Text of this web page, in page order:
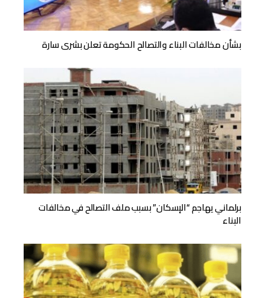
بشأن مخالفات البناء والتصالح الحكومة تعلن بشرى سارة
برلماني يهاجم “الإسكان” بسبب ملف التصالح في مخالفات
البناء